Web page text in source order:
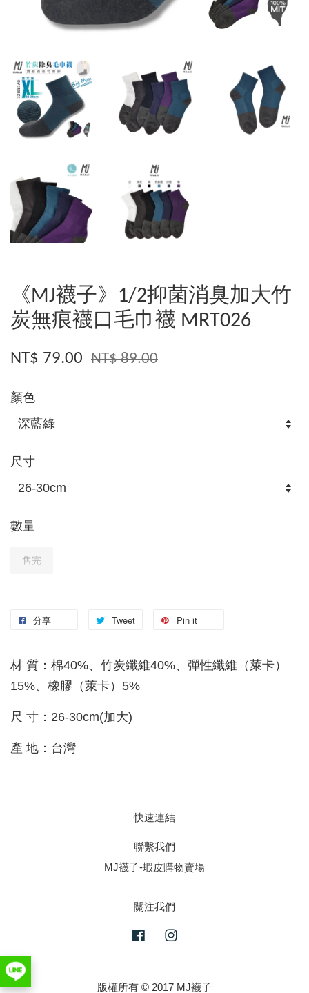
《MJ襪子》1/2抑菌消臭加大竹
炭無痕襪口毛巾襪 MRT026
NT$ 79.00 NT$ 89.00
顏色
尺寸
數量
售完
分享 Tweet Pin it
材 質：棉40%、竹炭纖維40%、彈性纖維（萊卡）
15%、橡膠（萊卡）5%
尺 寸：26-30cm(加大)
產 地：台灣
快速連結
聯繫我們
MJ襪子-蝦皮購物賣場
關注我們
Facebook
版權所有 © 2017 MJ襪子